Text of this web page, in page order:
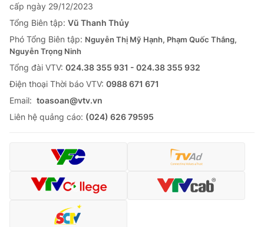
cấp ngày 29/12/2023
Tổng Biên tập: Vũ Thanh Thủy
Phó Tổng Biên tập: Nguyễn Thị Mỹ Hạnh, Phạm Quốc Thắng,
Nguyễn Trọng Ninh
Tổng đài VTV: 024.38 355 931 - 024.38 355 932
Ðiện thoại Thời báo VTV: 0988 671 671
Email: toasoan@vtv.vn
Liên hệ quảng cáo: (024) 626 79595